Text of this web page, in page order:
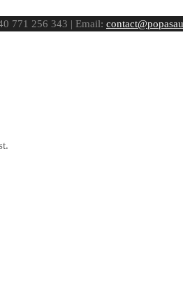
771 256 343 | Email: